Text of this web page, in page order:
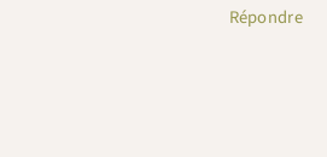
Répondre